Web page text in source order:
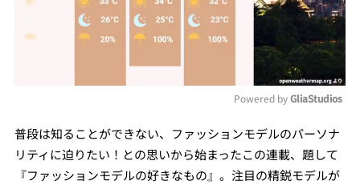
Mute
Powered by GliaStudios
普段は知ることができない、ファッションモデルのパーソナ
リティに迫りたい！との思いから始まったこの連載、題して
『ファッションモデルの好きなもの』。注目の精鋭モデルが